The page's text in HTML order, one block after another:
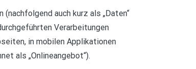
auch kurz als „Daten“
Verarbeitungen
in mobilen Applikationen
als „Onlineangebot“).